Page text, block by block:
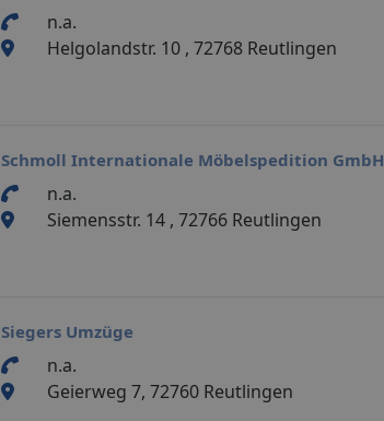
n.a.
Helgolandstr. 10 , 72768 Reutlingen
Schmoll Internationale Möbelspedition GmbH
n.a.
Siemensstr. 14 , 72766 Reutlingen
Siegers Umzüge
n.a.
Geierweg 7, 72760 Reutlingen